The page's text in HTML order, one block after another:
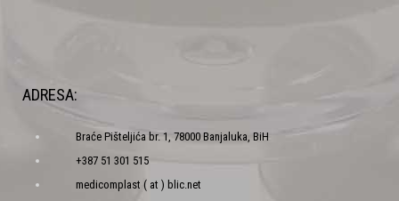
ADRESA:
Braće Pišteljića br. 1, 78000 Banjaluka, BiH
+387 51 301 515
medicomplast ( at ) blic.net